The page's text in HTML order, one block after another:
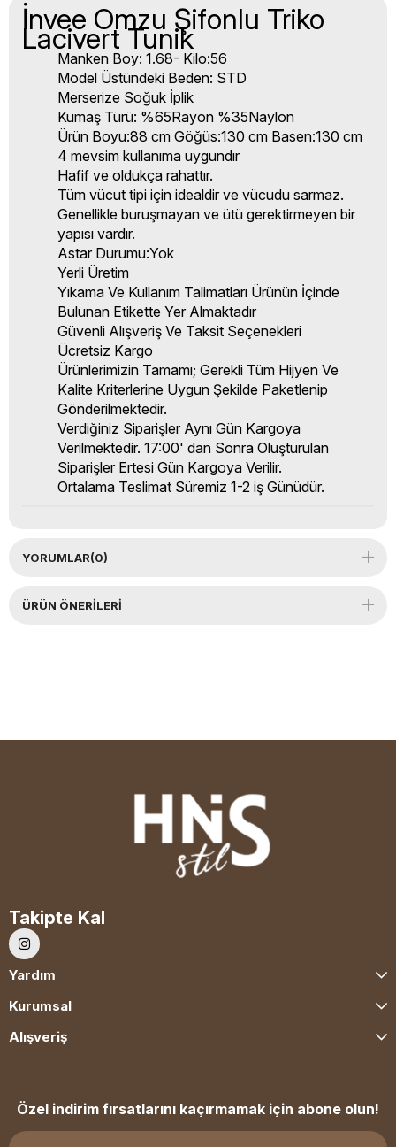
İnvee Omzu Şifonlu Triko
Lacivert Tunik
Manken Boy: 1.68- Kilo:56
Model Üstündeki Beden: STD
Merserize Soğuk İplik
Kumaş Türü: %65Rayon %35Naylon
Ürün Boyu:88 cm Göğüs:130 cm Basen:130 cm
4 mevsim kullanıma uygundır
Hafif ve oldukça rahattır.
Tüm vücut tipi için idealdir ve vücudu sarmaz.
Genellikle buruşmayan ve ütü gerektirmeyen bir
yapısı vardır.
Astar Durumu:Yok
Yerli Üretim
Yıkama Ve Kullanım Talimatları Ürünün İçinde
Bulunan Etikette Yer Almaktadır
Güvenli Alışveriş Ve Taksit Seçenekleri
Ücretsiz Kargo
Ürünlerimizin Tamamı; Gerekli Tüm Hijyen Ve
Kalite Kriterlerine Uygun Şekilde Paketlenip
Gönderilmektedir.
Verdiğiniz Siparişler Aynı Gün Kargoya
Verilmektedir. 17:00' dan Sonra Oluşturulan
Siparişler Ertesi Gün Kargoya Verilir.
Ortalama Teslimat Süremiz 1-2 iş Günüdür.
YORUMLAR(0)
ÜRÜN ÖNERILERI
Takipte Kal
Yardım
Kurumsal
Alışveriş
Özel indirim fırsatlarını kaçırmamak için abone olun!